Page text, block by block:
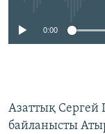
0:00
Азаттық Сергей
байланысты